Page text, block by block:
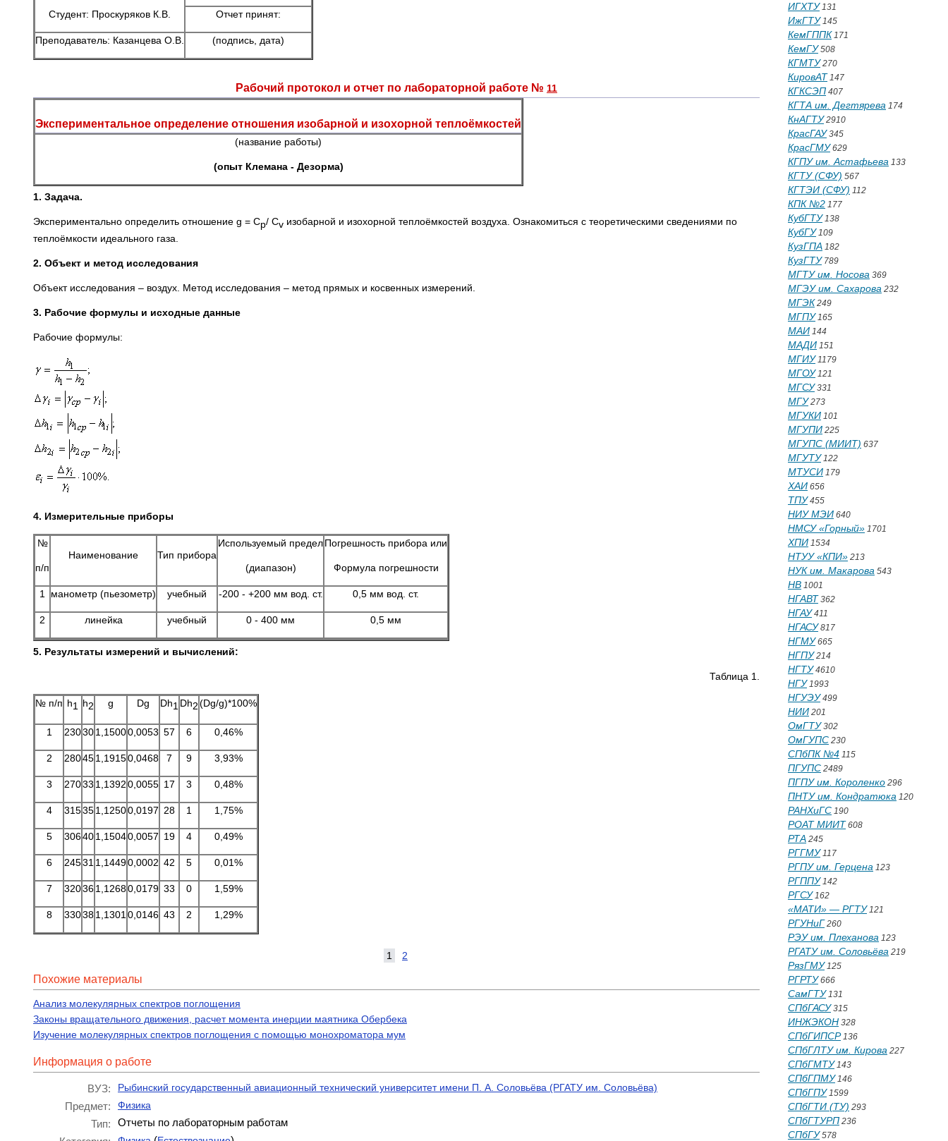
Студент: Проскуряков К.В. Отчет принят:
Преподаватель: Казанцева О.В. (подпись, дата)
Рабочий протокол и отчет по лабораторной работе № 11
Экспериментальное определение отношения изобарной и изохорной теплоёмкостей
(название работы)
(опыт Клемана - Дезорма)
1. Задача.
Экспериментально определить отношение g = Сp/ Сv изобарной и изохорной теплоёмкостей воздуха. Ознакомиться с теоретическими сведениями по
теплоёмкости идеального газа.
2. Объект и метод исследования
Объект исследования – воздух. Метод исследования – метод прямых и косвенных измерений.
3. Рабочие формулы и исходные данные
Рабочие формулы:
4. Измерительные приборы
№
п/п
Наименование Тип прибора
Используемый предел
(диапазон)
Погрешность прибора или
Формула погрешности
1 манометр (пьезометр) учебный -200 - +200 мм вод. ст. 0,5 мм вод. ст.
2 линейка учебный 0 - 400 мм 0,5 мм
5. Результаты измерений и вычислений:
Таблица 1.
№ п/п h1 h2 g Dg Dh1 Dh2(Dg/g)*100%
1 230301,15000,0053 57 6 0,46%
2 280451,19150,0468 7 9 3,93%
3 27033 1,13920,0055 17 3 0,48%
4 315351,12500,0197 28 1 1,75%
5 306401,15040,0057 19 4 0,49%
6 24531 1,14490,0002 42 5 0,01%
7 320361,12680,0179 33 0 1,59%
8 330381,1301 0,0146 43 2 1,29%
1 2
Похожие материалы
Анализ молекулярных спектров поглощения
Законы вращательного движения, расчет момента инерции маятника Обербека
Изучение молекулярных спектров поглощения с помощью монохроматора мум
Информация о работе
ВУЗ: Рыбинский государственный авиационный технический университет имени П. А. Соловьёва (РГАТУ им. Соловьёва)
Предмет: Физика
Тип:
Отчеты по лабораторным работам
ИГХТУ131
ИжГТУ145
КемГППК 171
КемГУ508
КГМТУ270
КировАТ 147
КГКСЭП 407
КГТА им. Дегтярева 174
КнАГТУ2910
КрасГАУ345
КрасГМУ629
КГПУ им. Астафьева 133
КГТУ (СФУ) 567
КГТЭИ (СФУ) 112
КПК №2 177
КубГТУ138
КубГУ109
КузГПА 182
КузГТУ789
МГТУ им. Носова 369
МГЭУ им. Сахарова 232
МГЭК 249
МГПУ165
МАИ 144
МАДИ 151
МГИУ1179
МГОУ121
МГСУ331
МГУ273
МГУКИ 101
МГУПИ 225
МГУПС (МИИТ) 637
МГУТУ122
МТУСИ 179
ХАИ 656
ТПУ455
НИУ МЭИ 640
НМСУ «Горный» 1701
ХПИ 1534
НТУУ «КПИ» 213
НУК им. Макарова 543
НВ 1001
НГАВТ 362
НГАУ411
НГАСУ817
НГМУ665
НГПУ214
НГТУ4610
НГУ1993
НГУЭУ499
НИИ 201
ОмГТУ302
ОмГУПС 230
СПбПК №4 115
ПГУПС 2489
ПГПУ им. Короленко 296
ПНТУ им. Кондратюка 120
РАНХиГС 190
РОАТ МИИТ 608
РТА 245
РГГМУ117
РГПУ им. Герцена 123
РГППУ142
РГСУ162
«МАТИ» — РГТУ121
РГУНиГ 260
РЭУ им. Плеханова 123
РГАТУ им. Соловьёва 219
РязГМУ125
РГРТУ666
СамГТУ131
СПбГАСУ315
ИНЖЭКОН 328
СПбГИПСР136
СПбГЛТУ им. Кирова 227
СПбГМТУ143
СПбГПМУ146
СПбГПУ1599
СПбГТИ (ТУ) 293
СПбГТУРП 236
СПбГУ578